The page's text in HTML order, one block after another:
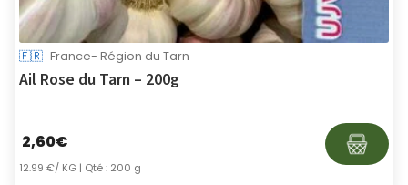
🇫🇷 France- Région du Tarn
Ail Rose du Tarn – 200g
2,60€
12.99 €/ KG| Qté : 200 g